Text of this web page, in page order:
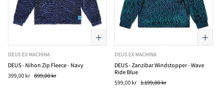
DEUS EX MACHINA
DEUS - Nihon Zip Fleece - Navy
399,00 kr 899,00 kr
DEUS EX MACHINA
DEUS - Zanzibar Windstopper - Wave
Ride Blue
599,00 kr 1.199,00 kr